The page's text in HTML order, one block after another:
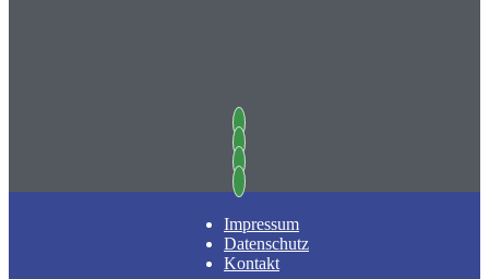
Impressum
Datenschutz
Kontakt